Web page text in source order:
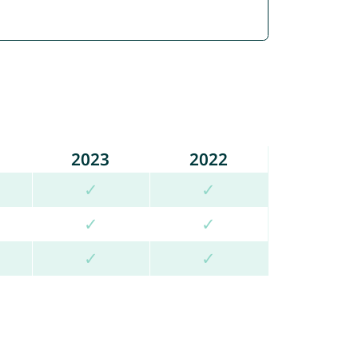
2023
2022
✓
✓
✓
✓
✓ ✓